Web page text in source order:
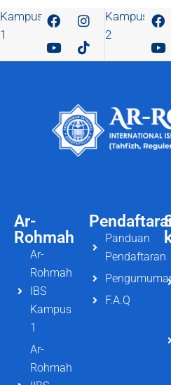
Kampus
1
Kampus
2
Ar-
Rohmah
Ar-
Rohmah
IBS
Kampus
1
Ar-
Rohmah
Panduan
Pendaftaran
F.A.Q